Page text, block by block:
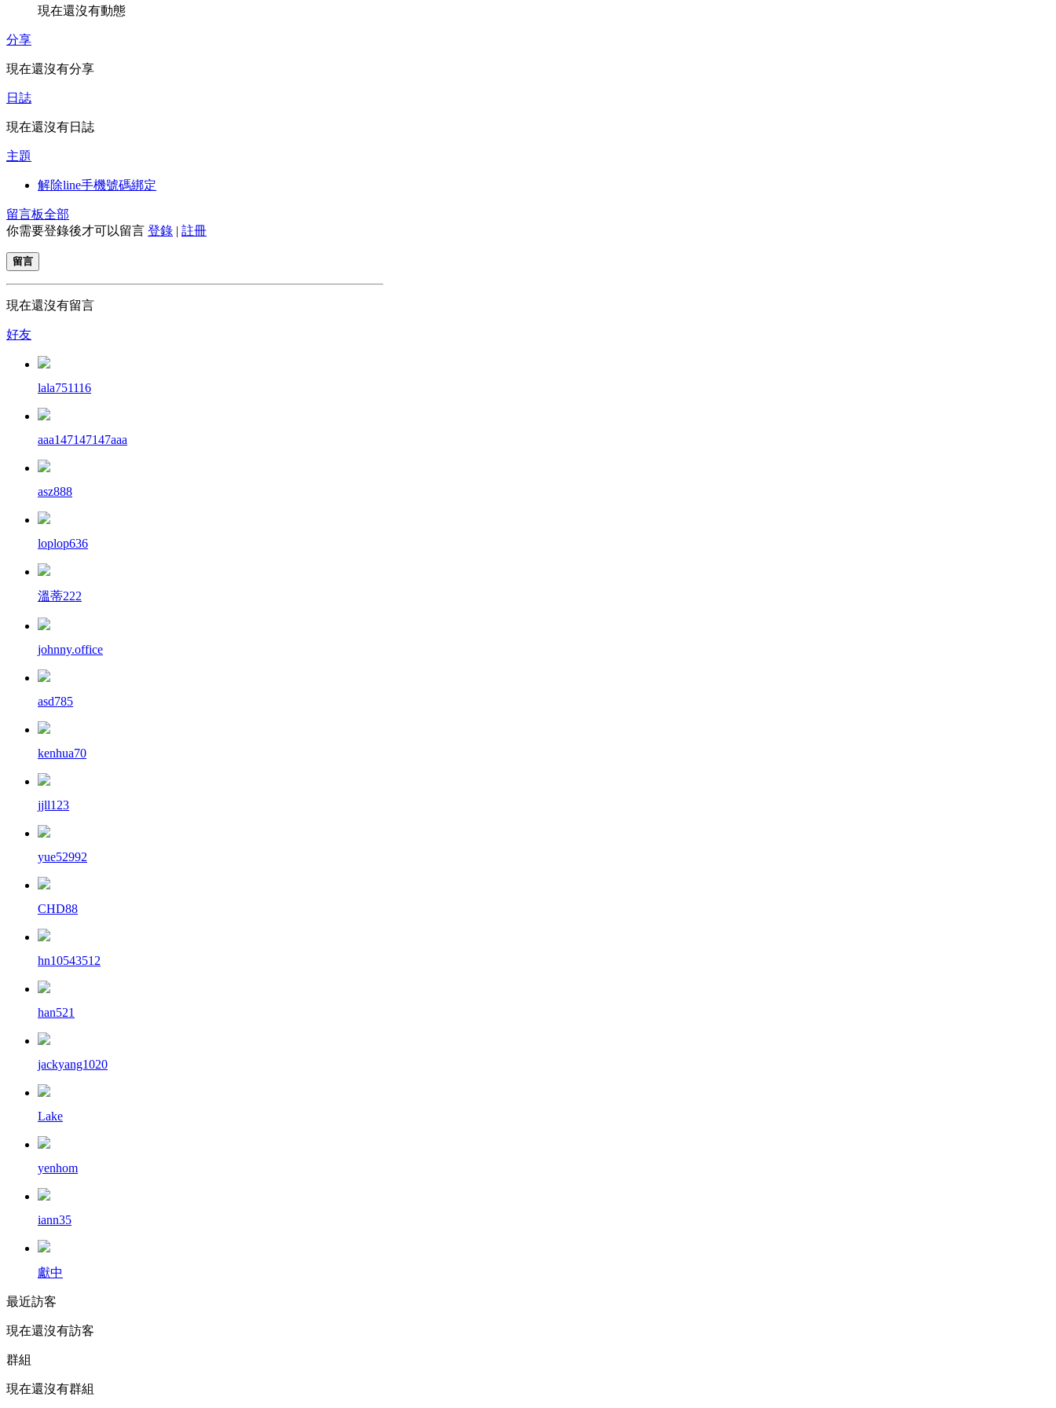
現在還沒有動態
分享
現在還沒有分享
日誌
現在還沒有日誌
主題
解除line手機號碼綁定
留言板全部
你需要登錄後才可以留言 登錄 | 註冊
留言
現在還沒有留言
好友
lala751116
aaa147147147aaa
asz888
loplop636
溫蒂222
johnny.office
asd785
kenhua70
jjll123
yue52992
CHD88
hn10543512
han521
jackyang1020
Lake
yenhom
iann35
獻中
最近訪客
現在還沒有訪客
群組
現在還沒有群組